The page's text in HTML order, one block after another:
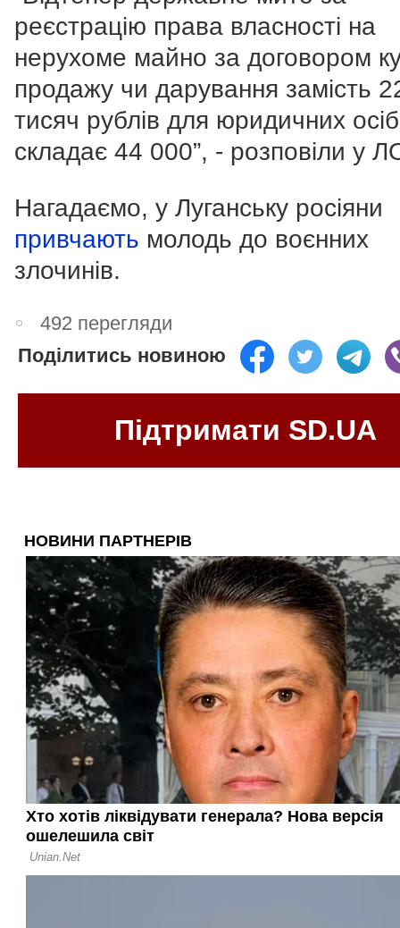
реєстрацію права власності на
нерухоме майно за договором
продажу чи дарування замість
тисяч рублів для юридичних осіб
складає 44 000”, - розповіли у
Нагадаємо, у Луганську росіяни
привчають молодь до воєнних
злочинів.
492 перегляди
Поділитись новиною
Підтримати SD.UA